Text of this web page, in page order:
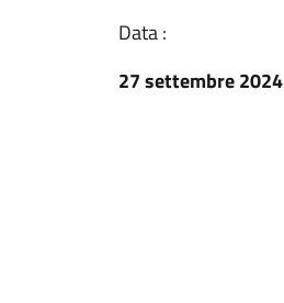
Data :
27 settembre 2024